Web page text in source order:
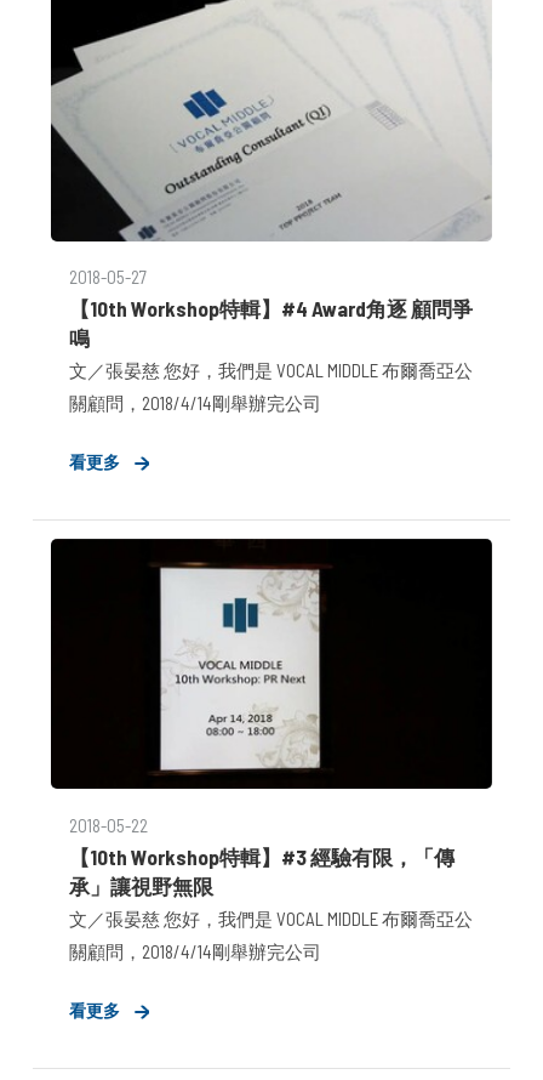
2018-05-27
【10th Workshop特輯】#4 Award角逐 顧問爭
鳴
文／張晏慈 您好，我們是 VOCAL MIDDLE 布爾喬亞公
關顧問，2018/4/14剛舉辦完公司
看更多
2018-05-22
【10th Workshop特輯】#3 經驗有限，「傳
承」讓視野無限
文／張晏慈 您好，我們是 VOCAL MIDDLE 布爾喬亞公
關顧問，2018/4/14剛舉辦完公司
看更多